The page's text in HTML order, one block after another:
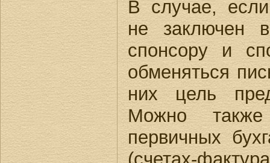
В случае,
не заключен
спонсору и
обменяться
них цель
Можно
первичных